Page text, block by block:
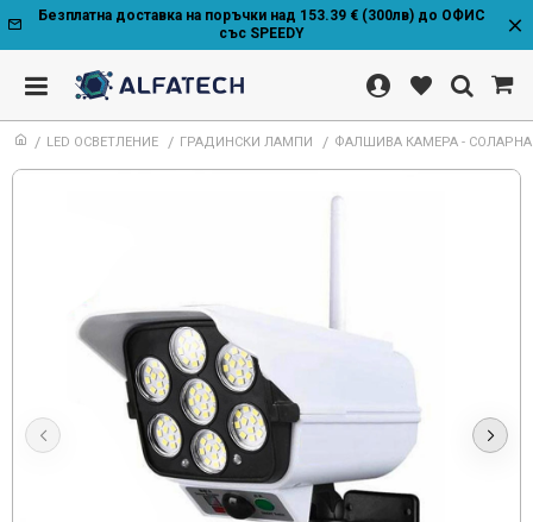
Безплатна доставка на поръчки над 153.39 € (300лв) до ОФИС
със SPEEDY
LED ОСВЕТЛЕНИЕ ГРАДИНСКИ ЛАМПИ ФАЛШИВА КАМЕРА -